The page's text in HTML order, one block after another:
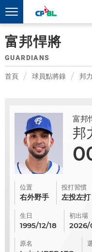
富邦悍將
GUARDIANS
首頁 球員點將錄 邦
富邦
邦
位置
右外野手
投打習慣
左投左打
生日
1995/12/18
初出場
2026/
原名